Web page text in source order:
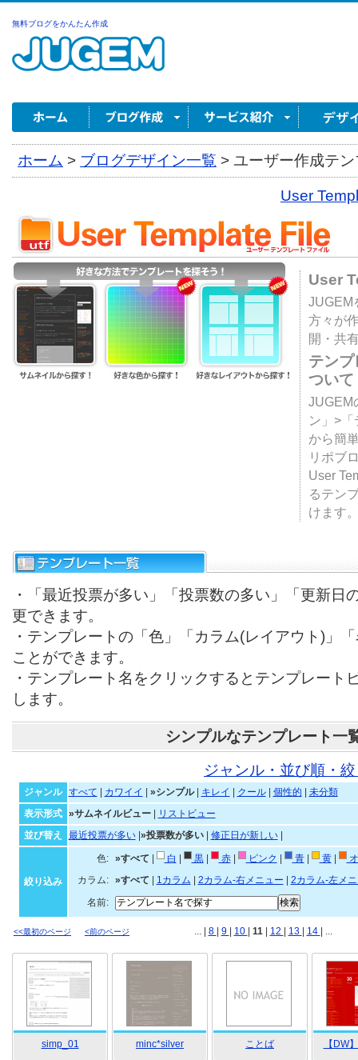
無料ブログをかんたん作成
ホーム > ブログデザイン一覧 > ユーザー作成テ
User
User
JUGEM
方々が
開・共
テン
ついて
JUGEM
ン」>
から簡
リポブ
User
るテン
けます
・「最近投票が多い」「投票数の多い」「更新日
更できます。
・テンプレートの「色」「カラム(レイアウト)」
ことができます。
・テンプレート名をクリックするとテンプレート
します。
シンプルなテンプレート一
ジャンル・並び順・
ジャンル すべて カワイイ »シンプル| キレイ クール| 個性的
未分類
表示形式
»サムネイルビュー|
リストビュー
並び替え
最近投票が多い| »投票数が多い| 修正日が新しい|
絞り込み
色: »すべて 白 黒| 赤| ピンク 青| 黄|
カラム:
»すべて 1カラム 2カラム-右メニュー
2カラム-左メ
名前:
<<最初のページ <前のページ ... | 8 9 10 11 12 13 14 | ...
simp_01 minc*silver ことば 【DW